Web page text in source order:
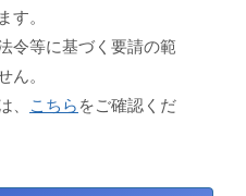
す。
令等に基づく要請の範
ん。
、
こちら をご確認くだ